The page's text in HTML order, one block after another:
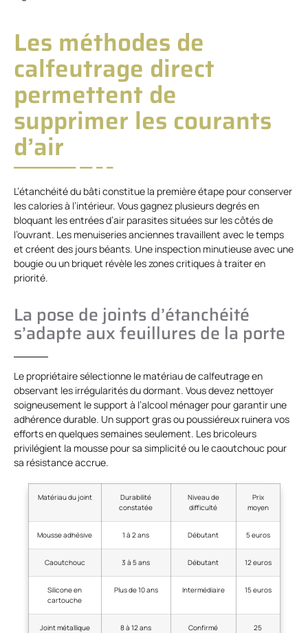
Les méthodes de
calfeutrage direct
permettent de
supprimer les courants
d’air
L’étanchéité du bâti constitue la première étape pour conserver
les calories à l’intérieur. Vous gagnez plusieurs degrés en
bloquant les entrées d’air parasites situées sur les côtés de
l’ouvrant. Les menuiseries anciennes travaillent avec le temps
et créent des jours béants. Une inspection minutieuse avec une
bougie ou un briquet révèle les zones critiques à traiter en
priorité.
La pose de joints d’étanchéité
s’adapte aux feuillures de la porte
Le propriétaire sélectionne le matériau de calfeutrage en
observant les irrégularités du dormant. Vous devez nettoyer
soigneusement le support à l’alcool ménager pour garantir une
adhérence durable. Un support gras ou poussiéreux ruinera vos
efforts en quelques semaines seulement. Les bricoleurs
privilégient la mousse pour sa simplicité ou le caoutchouc pour
sa résistance accrue.
Matériau du joint
Durabilité
constatée
Niveau de
difficulté
Prix
moyen
Mousse adhésive 1 à 2 ans Débutant 5 euros
Caoutchouc 3 à 5 ans Débutant 12 euros
Silicone en
cartouche
Plus de 10 ans Intermédiaire 15 euros
Joint métallique 8 à 12 ans Confirmé
25